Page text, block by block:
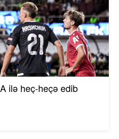
ilə heç-heçə edib